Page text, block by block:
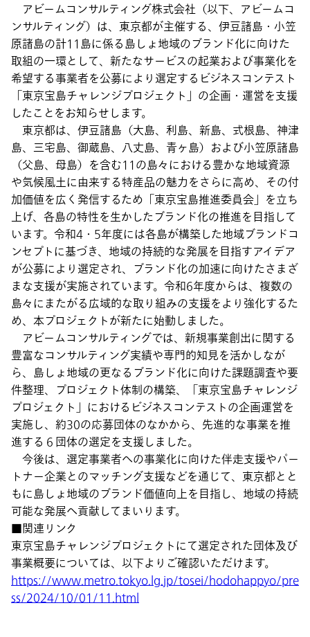
アビームコンサルティング株式会社（以下、アビームコ
ンサルティング）は、東京都が主催する、伊豆諸島・小笠
原諸島の計11島に係る島しょ地域のブランド化に向けた
取組の一環として、新たなサービスの起業および事業化を
希望する事業者を公募により選定するビジネスコンテスト
「東京宝島チャレンジプロジェクト」の企画・運営を支援
したことをお知らせします。
東京都は、伊豆諸島（大島、利島、新島、式根島、神津
島、三宅島、御蔵島、八丈島、青ヶ島）および小笠原諸島
（父島、母島）を含む11の島々における豊かな地域資源
や気候風土に由来する特産品の魅力をさらに高め、その付
加価値を広く発信するため「東京宝島推進委員会」を立ち
上げ、各島の特性を生かしたブランド化の推進を目指して
います。令和4・5年度には各島が構築した地域ブランドコ
ンセプトに基づき、地域の持続的な発展を目指すアイデア
が公募により選定され、ブランド化の加速に向けたさまざ
まな支援が実施されています。令和6年度からは、複数の
島々にまたがる広域的な取り組みの支援をより強化するた
め、本プロジェクトが新たに始動しました。
アビームコンサルティングでは、新規事業創出に関する
豊富なコンサルティング実績や専門的知見を活かしなが
ら、島しょ地域の更なるブランド化に向けた課題調査や要
件整理、プロジェクト体制の構築、「東京宝島チャレンジ
プロジェクト」におけるビジネスコンテストの企画運営を
実施し、約30の応募団体のなかから、先進的な事業を推
進する６団体の選定を支援しました。
今後は、選定事業者への事業化に向けた伴走支援やパー
トナー企業とのマッチング支援などを通じて、東京都とと
もに島しょ地域のブランド価値向上を目指し、地域の持続
可能な発展へ貢献してまいります。
■関連リンク
東京宝島チャレンジプロジェクトにて選定された団体及び
事業概要については、以下よりご確認いただけます。
https://www.metro.tokyo.lg.jp/tosei/hodohappyo/pre
ss/2024/10/01/11.html